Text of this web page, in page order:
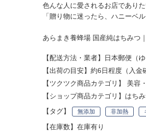
色んな人に愛されるお店でありた
「贈り物に迷ったら、ハニーベ
あらまき養蜂場 国産純はちみつ
【配送方法・業者】日本郵便（ゆ
【出荷の目安】約6日程度（入
【ツクツク商品カテゴリ】 美容
【ショップ商品カテゴリ】 はち
【タグ】
無添加 非加熱
【在庫数】在庫有り